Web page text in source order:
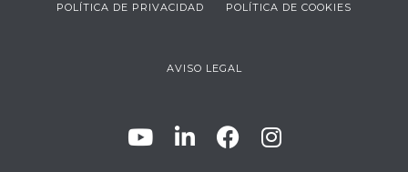
POLÍTICA DE PRIVACIDAD POLÍTICA DE COOKIES
AVISO LEGAL